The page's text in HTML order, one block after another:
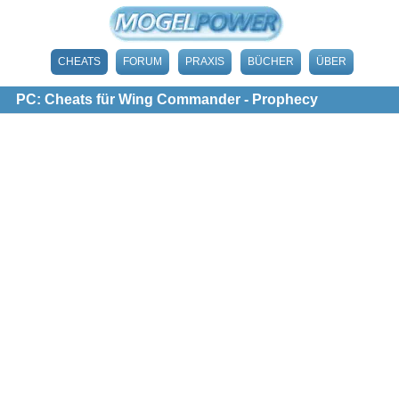
CHEATS FORUM PRAXIS BÜCHER ÜBER
PC: Cheats für Wing Commander - Prophecy